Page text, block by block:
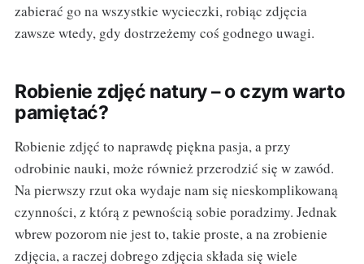
zabierać go na wszystkie wycieczki, robiąc zdjęcia
zawsze wtedy, gdy dostrzeżemy coś godnego uwagi.
Robienie zdjęć natury – o czym warto
pamiętać?
Robienie zdjęć to naprawdę piękna pasja, a przy
odrobinie nauki, może również przerodzić się w zawód.
Na pierwszy rzut oka wydaje nam się nieskomplikowaną
czynności, z którą z pewnością sobie poradzimy. Jednak
wbrew pozorom nie jest to, takie proste, a na zrobienie
zdjęcia, a raczej dobrego zdjęcia składa się wiele